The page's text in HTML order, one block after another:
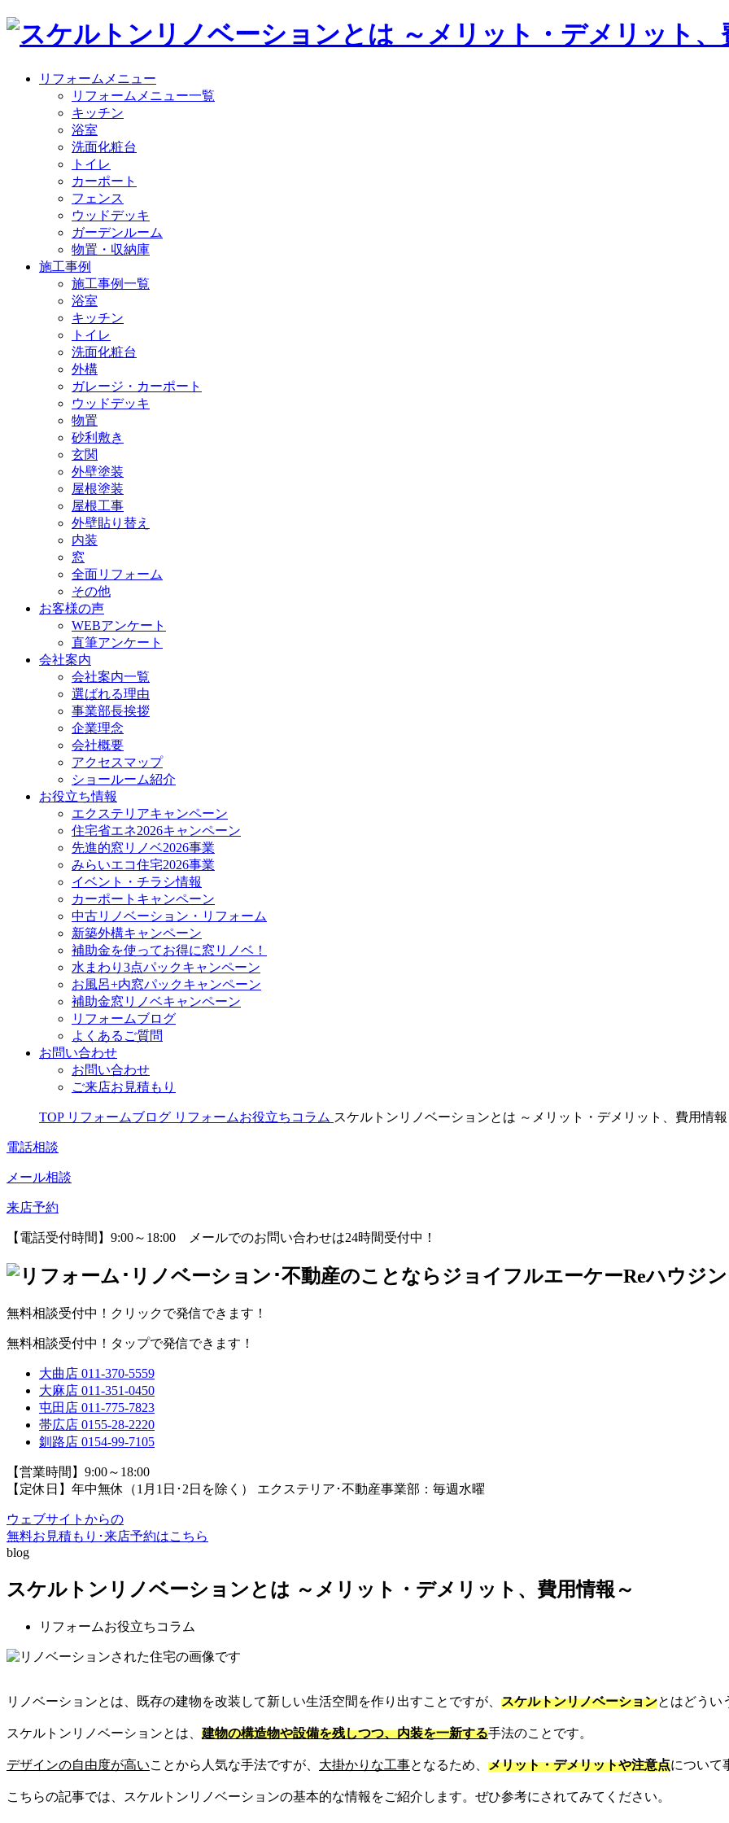
リフォームメニュー
リフォームメニュー一覧
キッチン
浴室
洗面化粧台
トイレ
カーポート
フェンス
ウッドデッキ
ガーデンルーム
物置・収納庫
施工事例
施工事例一覧
浴室
キッチン
トイレ
洗面化粧台
外構
ガレージ・カーポート
ウッドデッキ
物置
砂利敷き
玄関
外壁塗装
屋根塗装
屋根工事
外壁貼り替え
内装
窓
全面リフォーム
その他
お客様の声
WEBアンケート
直筆アンケート
会社案内
会社案内一覧
選ばれる理由
事業部長挨拶
企業理念
会社概要
アクセスマップ
ショールーム紹介
お役立ち情報
エクステリアキャンペーン
住宅省エネ2026キャンペーン
先進的窓リノベ2026事業
みらいエコ住宅2026事業
イベント・チラシ情報
カーポートキャンペーン
中古リノベーション・リフォーム
新築外構キャンペーン
補助金を使ってお得に窓リノベ！
水まわり3点パックキャンペーン
お風呂+内窓パックキャンペーン
補助金窓リノベキャンペーン
リフォームブログ
よくあるご質問
お問い合わせ
お問い合わせ
ご来店お見積もり
TOP リフォームブログ リフォームお役立ちコラム スケルトンリノベーションとは ～メリット・デメリット、費用情
電話相談
メール相談
来店予約
【電話受付時間】9:00～18:00 メールでのお問い合わせは24時間受付中！
無料相談受付中！クリックで発信できます！
無料相談受付中！タップで発信できます！
大曲店 011-370-5559
大麻店 011-351-0450
屯田店 011-775-7823
帯広店 0155-28-2220
釧路店 0154-99-7105
【営業時間】9:00～18:00
【定休日】年中無休（1月1日･2日を除く） エクステリア･不動産事業部：毎週水曜
ウェブサイトからの
無料お見積もり･来店予約はこちら
blog
スケルトンリノベーションとは ～メリット・デメリット、費用情報～
リフォームお役立ちコラム
リノベーションとは、既存の建物を改装して新しい生活空間を作り出すことですが、 スケルトンリノベーションとはどうい
スケルトンリノベーションとは、 建物の構造物や設備を残しつつ、内装を一新する手法のことです。
デザインの自由度が高いことから人気な手法ですが、 大掛かりな工事となるため、 メリット・デメリットや注意点について
こちらの記事では、スケルトンリノベーションの基本的な情報をご紹介します。ぜひ参考にされてみてください。